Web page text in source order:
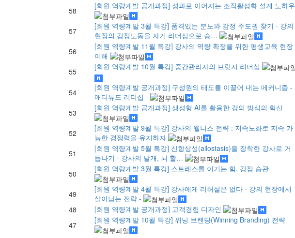
58
[회원 역량계발 공개과정] 성과로 이어지는 조직활성화 설계 노하우
57
[회원 역량계발 3월 특강] 품격있는 분노와 감정 주도권 찾기 - 강의
현장의 감정노동을 자기 리더십으로 승…
56
[회원 역량계발 11월 특강] 강사의 역량 확장을 위한 평생교육 현장
이해
55
[회원 역량계발 10월 특강] 중간관리자의 브릿지 리더십
54
[회원 역량계발 공개과정] 구성원의 태도를 이끌어 내는 메커니즘 -
애티튜드 리더십 -
53
[회원 역량계발 공개과정] 생성형 AI를 활용한 강의 방식의 혁신
52
[회원 역량계발 9월 특강] 강사의 웰니스 전략 : 저속노화로 지속 가
능한 경쟁력을 유지하자
51
[회원 역량계발 5월 특강] 신항상성(allostasis)을 장착한 강사로 거
듭나기 - 강사의 날개, 뇌 활…
50
[회원 역량계발 3월 특강] 스트레스를 이기는 힘, 강점 습관
49
[회원 역량계발 4월 특강] 강사에게 리허설은 없다 - 강의 현장에서
살아남는 전략 -
48
[회원 역량계발 공개과정] 고객경험 디자인
47
[회원 역량계발 10월 특강] 위닝 브랜딩(Winning Branding) 전략